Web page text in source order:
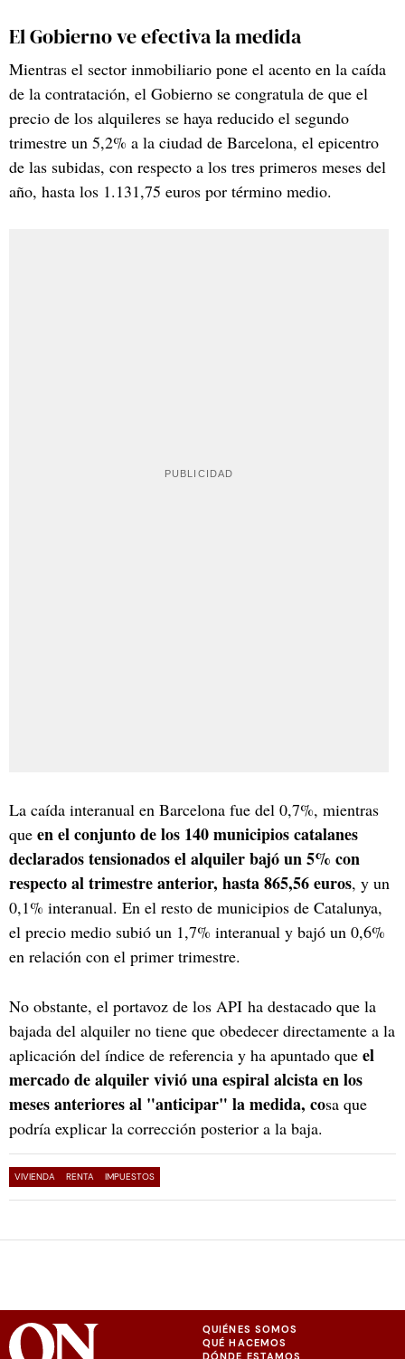
El Gobierno ve efectiva la medida
Mientras el sector inmobiliario pone el acento en la caída
de la contratación, el Gobierno se congratula de que el
precio de los alquileres se haya reducido el segundo
trimestre un 5,2% a la ciudad de Barcelona, el epicentro
de las subidas, con respecto a los tres primeros meses del
año, hasta los 1.131,75 euros por término medio.
La caída interanual en Barcelona fue del 0,7%, mientras
que en el conjunto de los 140 municipios catalanes
declarados tensionados el alquiler bajó un 5% con
respecto al trimestre anterior, hasta 865,56 euros, y un
0,1% interanual. En el resto de municipios de Catalunya,
el precio medio subió un 1,7% interanual y bajó un 0,6%
en relación con el primer trimestre.
No obstante, el portavoz de los API ha destacado que la
bajada del alquiler no tiene que obedecer directamente a la
aplicación del índice de referencia y ha apuntado que el
mercado de alquiler vivió una espiral alcista en los
meses anteriores al "anticipar" la medida, cosa que
podría explicar la corrección posterior a la baja.
VIVIENDA RENTA IMPUESTOS
QUIÉNES SOMOS
QUÉ HACEMOS
DÓNDE ESTAMOS